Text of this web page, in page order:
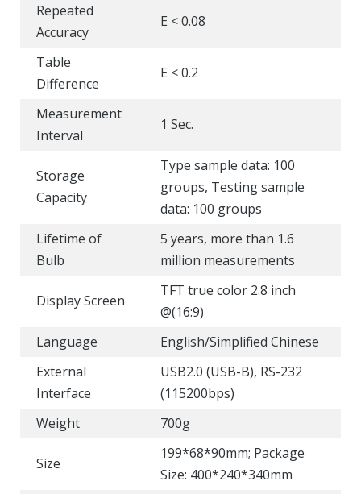
Repeated
Accuracy
E < 0.08
Table
Difference
E < 0.2
Measurement
Interval
1 Sec.
Storage
Capacity
Type sample data: 100
groups, Testing sample
data: 100 groups
Lifetime of
Bulb
5 years, more than 1.6
million measurements
Display Screen
TFT true color 2.8 inch
@(16:9)
Language
English/Simplified Chinese
External
Interface
USB2.0 (USB-B), RS-232
(115200bps)
Weight
700g
Size
199*68*90mm; Package
Size: 400*240*340mm